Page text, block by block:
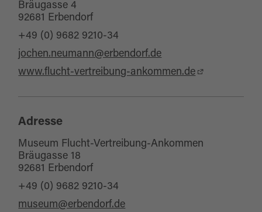
Bräugasse 4
92681 Erbendorf
+49 (0) 9682 9210-34
jochen.neumann@erbendorf.de
www.flucht-vertreibung-ankommen.de
Adresse
Museum Flucht-Vertreibung-Ankommen
Bräugasse 18
92681 Erbendorf
+49 (0) 9682 9210-34
museum@erbendorf.de